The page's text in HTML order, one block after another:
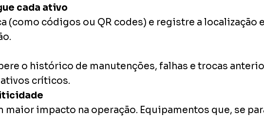
cada ativo
(como códigos ou QR codes) e registre a localização
o histórico de manutenções, falhas e trocas
críticos.
impacto na operação. Equipamentos que, se